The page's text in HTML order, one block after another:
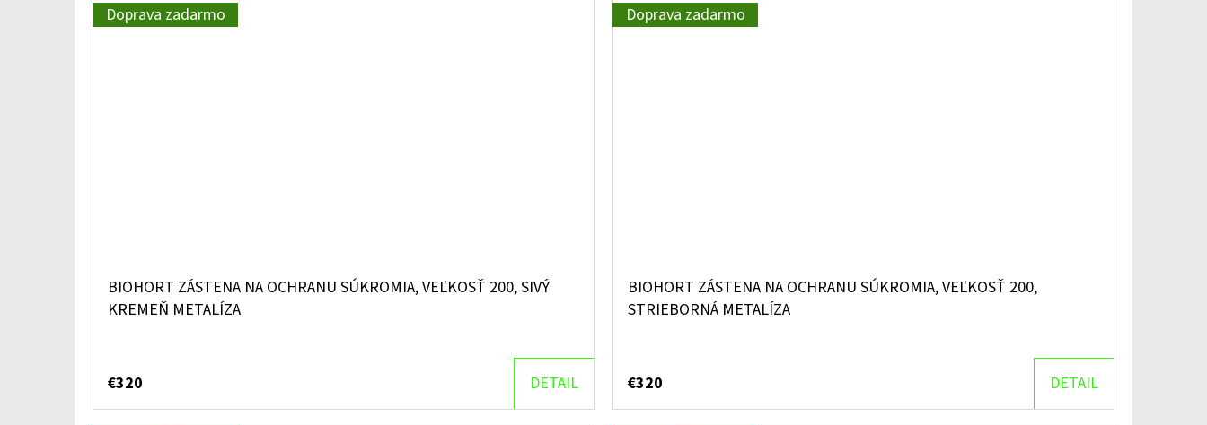
Doprava zadarmo
BIOHORT ZÁSTENA NA OCHRANU SÚKROMIA, VEĽKOSŤ 200, SIVÝ
KREMEŇ METALÍZA
€320 DETAIL
Doprava zadarmo
BIOHORT ZÁSTENA NA OCHRANU SÚKROMIA, VEĽKOSŤ 200,
STRIEBORNÁ METALÍZA
€320 DETAIL